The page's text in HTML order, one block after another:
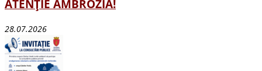
ATENȚIE AMBROZIA!
28.07.2026